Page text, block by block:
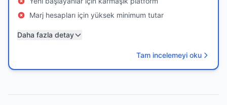
Marj hesapları için yüksek minimum tutar
Daha fazla detay
Tam incelemeyi oku